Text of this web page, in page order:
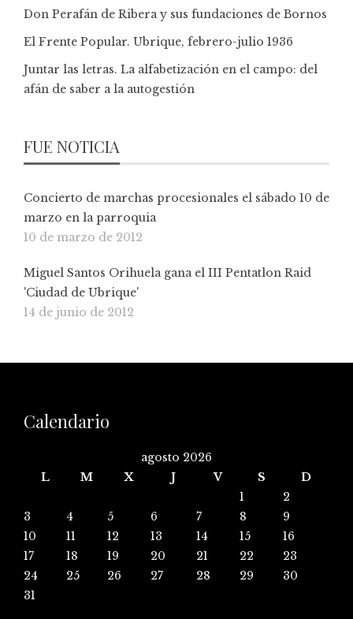
Don Perafán de Ribera y sus fundaciones de Bornos
El Frente Popular. Ubrique, febrero-julio 1936
Juntar las letras. La alfabetización en el campo: del
afán de saber a la autogestión
FUE NOTICIA
Concierto de marchas procesionales el sábado 10 de
marzo en la parroquia
10 de marzo de 2012
Miguel Santos Orihuela gana el III Pentatlon Raid
'Ciudad de Ubrique'
14 de junio de 2012
Calendario
agosto 2026
L
M X J V S
D
1
2
3
4 5 6 7 8
9
10
11 12 13 14 15
16
17
18 19 20 21 22
23
24
25 26 27 28 29
30
31